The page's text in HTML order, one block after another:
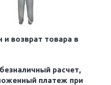
и возврат товара в
расчет,
платеж при